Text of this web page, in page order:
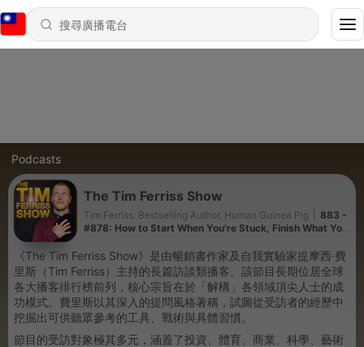
Podcasts
The Tim Ferriss Show
Tim Ferriss: Bestselling Author, Human Guinea Pig
883 -
#878: How to Start When You're Stuck, Finish What You
Advice from Elizabeth Gilbert, Seth Godin, Joyce Carol
Oates, Anne Lamott and More
《The Tim Ferriss Show》是由暢銷書作家及自我實驗家提摩西·費
里斯（Tim Ferriss）主持的長篇訪談類播客。該節目長期位居全球
各大播客排行榜前列，核心宗旨在於「解構」各領域頂尖人士的成
功模式。費里斯以其深入的提問風格著稱，試圖從受訪者的經歷中
挖掘出可供聽眾參考的工具、戰術與具體習慣。
節目的受訪對象極其多元，涵蓋了投資、體育、商業、科學、藝術